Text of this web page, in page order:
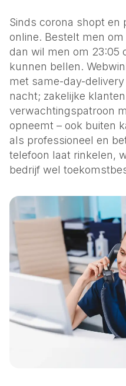
Service op locatie
Elektriciens
Storingen & spoed
Klusbedrijven
Offertes & planning
Bedrijven
Restaurants
Reserveringen
Klantenservice
Corporaties
Onderhoud &
MKB
Voor elk bedrijf
Sinds corona shopt en
online. Bestelt men
dan wil men om 23:05
kunnen bellen.
met same-day-
nacht; zakelijke
verwachtingspatroon
opneemt – ook buiten
als professioneel en
telefoon laat rinkelen,
bedrijf wel